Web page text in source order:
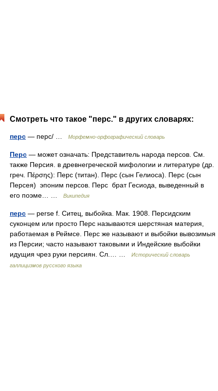
Смотреть что такое "перс." в других словарях:
перс — перс/ … Морфемно-орфографический словарь
Перс — может означать: Представитель народа персов. См.
также Персия. в древнегреческой мифологии и литературе (др.
греч. Πέρσης): Перс (титан). Перс (сын Гелиоса). Перс (сын
Персея) эпоним персов. Перс брат Гесиода, выведенный в
его поэме… …
Википедия
перс — perse f. Ситец, выбойка. Мак. 1908. Персидским
суконцем или просто Перс называются шерстяная материя,
работаемая в Реймсе. Перс же называют и выбойки вывозимыя
из Персии; часто называют таковыми и Индейские выбойки
идущия чрез руки персиян. Сл.… …
Исторический словарь
галлицизмов русского языка